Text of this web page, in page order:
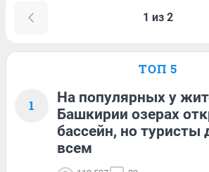
1 из 2
ТОП 5
1
На популярных у
Башкирии озерах
бассейн, но туристы
всем